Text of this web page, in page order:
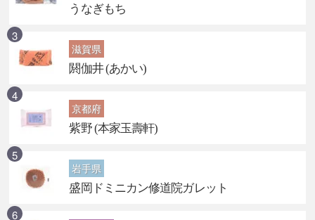
うなぎもち
滋賀県
閼伽井 (あかい)
京都府
紫野 (本家玉壽軒)
岩手県
盛岡ドミニカン修道院ガレット